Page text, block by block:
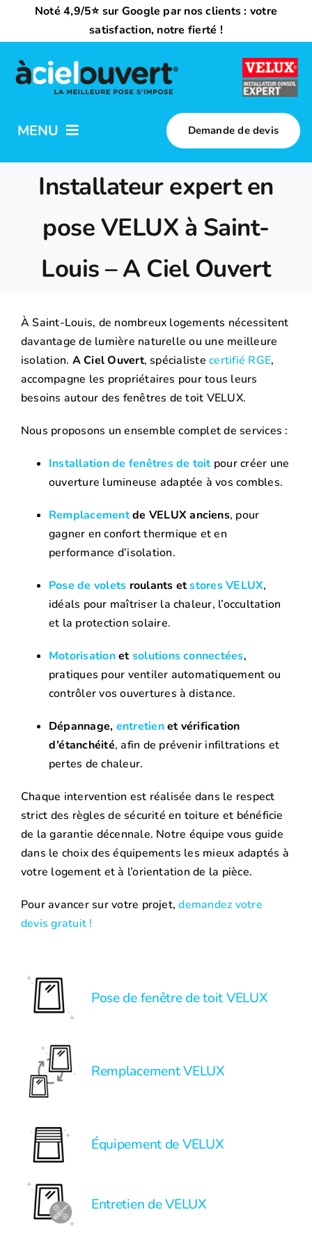
contenu
Noté 4,9/5⭐ sur Google par nos clients : votre
satisfaction, notre fierté !
MENU
Qui sommes-nous ?
Trouvez votre installateur
Demande de devis
Installateur expert en
pose VELUX à Saint-
Louis – A Ciel Ouvert
À Saint-Louis, de nombreux logements nécessitent
davantage de lumière naturelle ou une meilleure
isolation. A Ciel Ouvert, spécialistecertifié RGE,
accompagne les propriétaires pour tous leurs
besoins autour des fenêtres de toit VELUX.
Nous proposons un ensemble complet de services :
Installation de fenêtres de toitpour créer une
ouverture lumineuse adaptée à vos combles.
Remplacementde VELUX anciens, pour
gagner en confort thermique et en
performance d’isolation.
Pose de volets roulants etstores VELUX,
idéals pour maîtriser la chaleur, l’occultation
et la protection solaire.
Motorisationetsolutions connectées,
pratiques pour ventiler automatiquement ou
contrôler vos ouvertures à distance.
Dépannage, entretienet vérification
d’étanchéité, afin de prévenir infiltrations et
pertes de chaleur.
Chaque intervention est réalisée dans le respect
strict des règles de sécurité en toiture et bénéficie
de la garantie décennale. Notre équipe vous guide
dans le choix des équipements les mieux adaptés à
votre logement et à l’orientation de la pièce.
Pour avancer sur votre projet,demandez votre
devis gratuit !
Pose de fenêtre de toit VELUX
Remplacement VELUX
Équipement de VELUX
Entretien de VELUX